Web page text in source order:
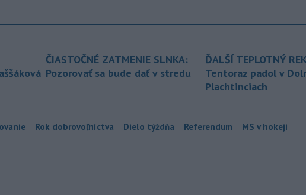
ČIASTOČNÉ ZATMENIE SLNKA:
Pozorovať sa bude dať v stredu
ĎALŠÍ TEPLOTNÝ
Tentoraz padol v
Plachtinciach
Rok dobrovoľníctva Dielo týždňa Referendum MS v hokeji